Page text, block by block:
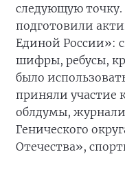
следующую точку.
подготовили
Единой России»:
шифры, ребусы,
было
приняли участие
облдумы,
Генического
Отечества»,